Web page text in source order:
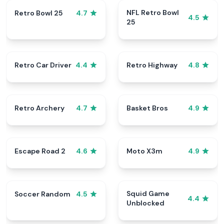
Retro Bowl 25 4.7
NFL Retro Bowl
25
4.5
Retro Car Driver 4.4 Retro Highway 4.8
Retro Archery 4.7 Basket Bros 4.9
Escape Road 2 4.6 Moto X3m 4.9
Soccer Random 4.5
Squid Game
Unblocked
4.4